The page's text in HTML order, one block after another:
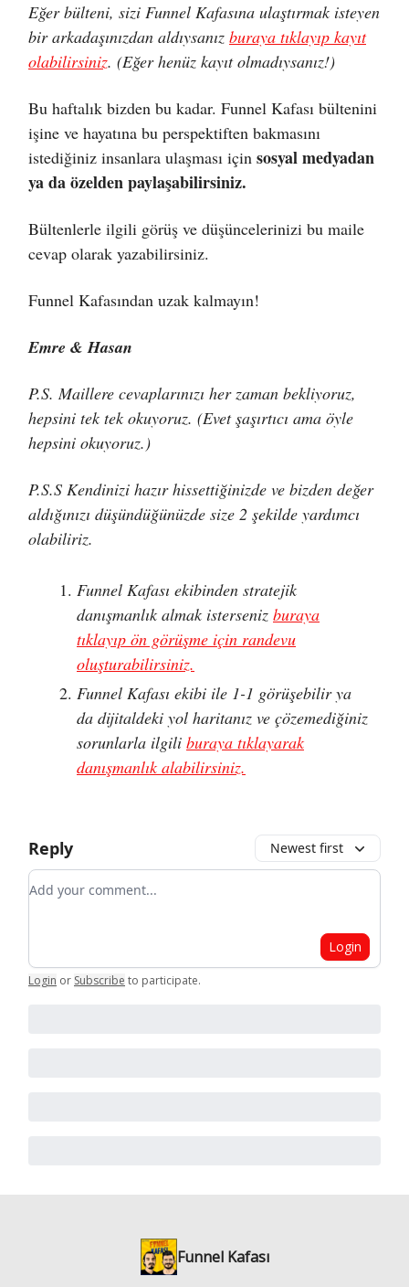
Eğer bülteni, sizi Funnel Kafasına ulaştırmak isteyen
bir arkadaşınızdan aldıysanız buraya tıklayıp kayıt
olabilirsiniz. (Eğer henüz kayıt olmadıysanız!)
Bu haftalık bizden bu kadar. Funnel Kafası bültenini
işine ve hayatına bu perspektiften bakmasını
istediğiniz insanlara ulaşması için sosyal medyadan
ya da özelden paylaşabilirsiniz.
Bültenlerle ilgili görüş ve düşüncelerinizi bu maile
cevap olarak yazabilirsiniz.
Funnel Kafasından uzak kalmayın!
Emre & Hasan
P.S. Maillere cevaplarınızı her zaman bekliyoruz,
hepsini tek tek okuyoruz. (Evet şaşırtıcı ama öyle
hepsini okuyoruz.)
P.S.S Kendinizi hazır hissettiğinizde ve bizden değer
aldığınızı düşündüğünüzde size 2 şekilde yardımcı
olabiliriz.
Funnel Kafası ekibinden stratejik
danışmanlık almak isterseniz buraya
tıklayıp ön görüşme için randevu
oluşturabilirsiniz.
Funnel Kafası ekibi ile 1-1 görüşebilir ya
da dijitaldeki yol haritanız ve çözemediğiniz
sorunlarla ilgili buraya tıklayarak
danışmanlık alabilirsiniz.
Reply Newest first
Add your comment
Login
Login or Subscribe to participate.
Funnel Kafası